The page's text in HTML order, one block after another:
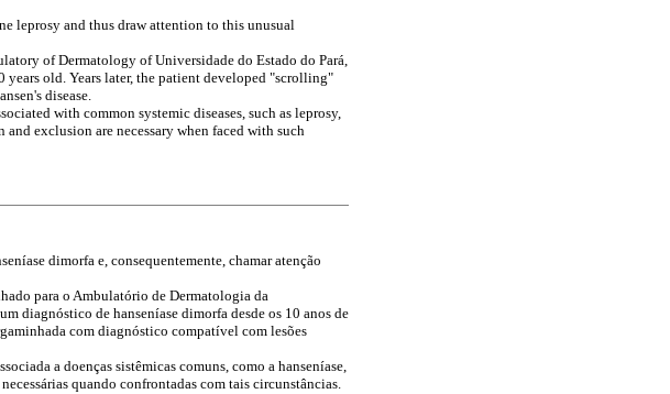
leprosy and thus draw attention to this unusual
of Dermatology of Universidade do Estado do Pará,
old. Years later, the patient developed "scrolling"
disease.
with common systemic diseases, such as leprosy,
exclusion are necessary when faced with such
dimorfa e, consequentemente, chamar atenção
para o Ambulatório de Dermatologia da
diagnóstico de hanseníase dimorfa desde os 10 anos de
com diagnóstico compatível com lesões
a doenças sistêmicas comuns, como a hanseníase,
quando confrontadas com tais circunstâncias.